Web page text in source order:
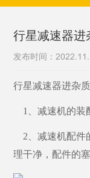
当前位置：
行星减速器进
发布时间：
行星减速器进杂
1、减速机的装
2、减速机配件
理干净，配件的